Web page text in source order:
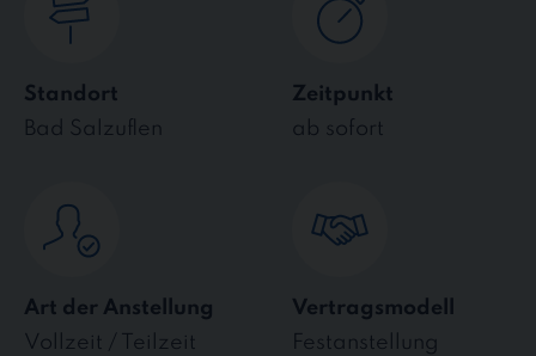
Standort
Bad Salzuflen
Zeitpunkt
ab sofort
Art der Anstellung
Vollzeit / Teilzeit
Vertragsmodell
Festanstellung